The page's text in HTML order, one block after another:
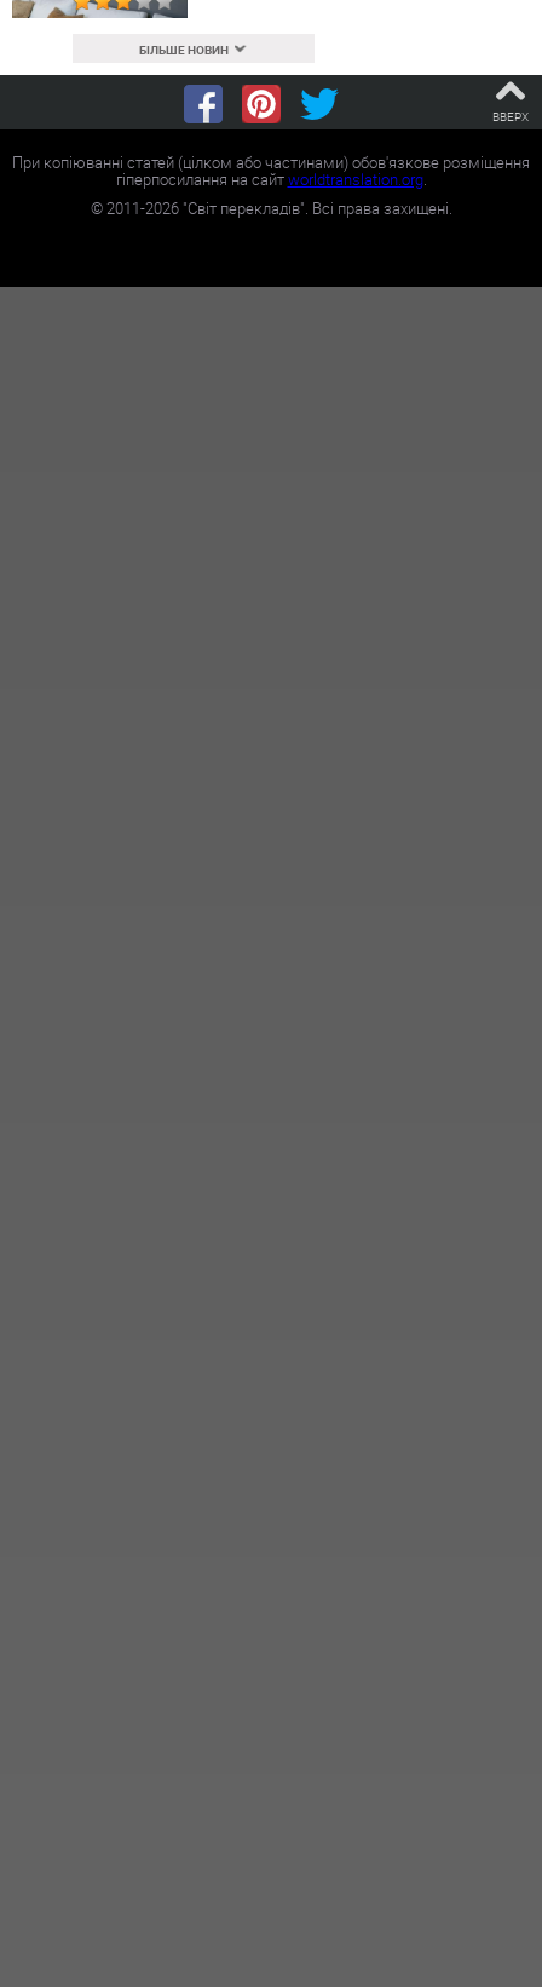
БІЛЬШЕ НОВИН
ВВЕРХ
При копіюванні статей (цілком або частинами) обов'язкове розміщення
гіперпосилання на сайтworldtranslation.org.
©2011-2026"Світ перекладів". Всі права захищені.